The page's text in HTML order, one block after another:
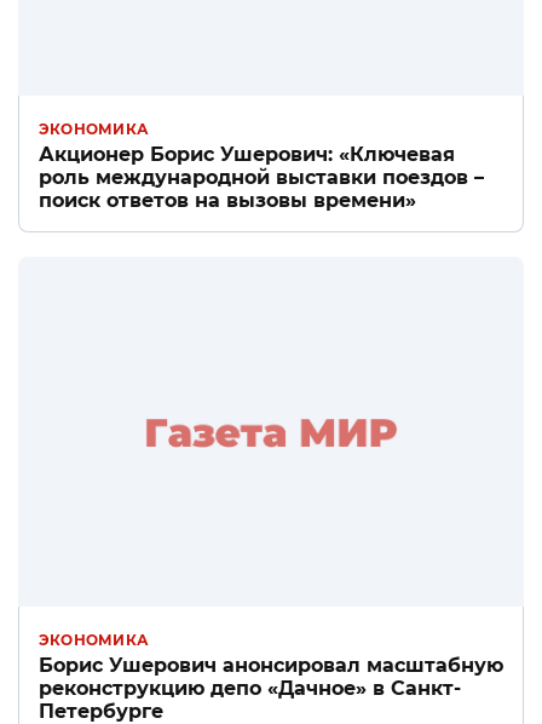
ЭКОНОМИКА
Акционер Борис Ушерович: «Ключевая
роль международной выставки поездов –
поиск ответов на вызовы времени»
ЭКОНОМИКА
Борис Ушерович анонсировал масштабную
реконструкцию депо «Дачное» в Санкт-
Петербурге